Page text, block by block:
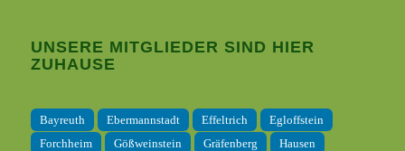
UNSERE MITGLIEDER SIND HIER
ZUHAUSE
Bayreuth Ebermannstadt Effeltrich
Egloffstein
Forchheim
Gößweinstein Gräfenberg
Hausen